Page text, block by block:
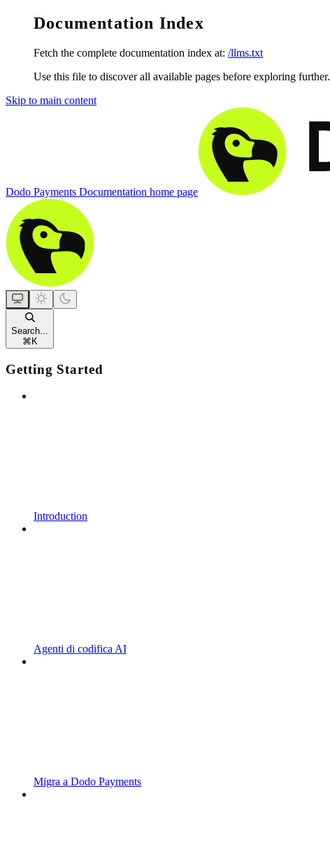
Documentation Index
Fetch the complete documentation index at: /llms.txt
Use this file to discover all available pages before exploring further.
Skip to main content
Dodo Payments Documentation home page
Search...
⌘ K
Getting Started
Introduction
Agenti di codifica AI
Migra a Dodo Payments